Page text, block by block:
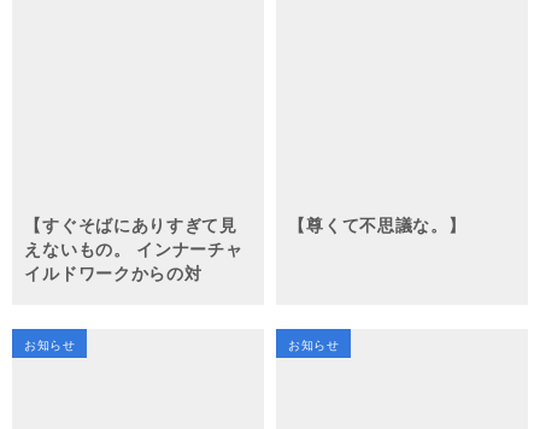
【すぐそばにありすぎて見
えないもの。 インナーチャ
イルドワークからの対
【尊くて不思議な。】
お知らせ お知らせ